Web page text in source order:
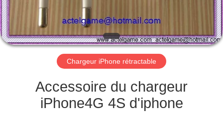
CONTRÔLE
DE
QUALITÉ
CONTACTEZ-
NOUS
Chargeur iPhone rétractable
Accessoire du chargeur
iPhone4G 4S d'iphone